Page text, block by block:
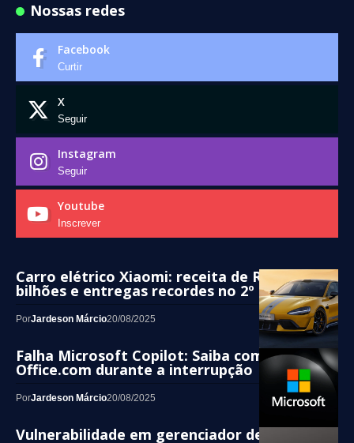
Nossas redes
Facebook
Curtir
X
Seguir
Instagram
Seguir
Youtube
Inscrever
Carro elétrico Xiaomi: receita de R$ 15,6
bilhões e entregas recordes no 2º trimestre
PorJardeson Márcio20/08/2025
Falha Microsoft Copilot: Saiba como acessar
Office.com durante a interrupção
PorJardeson Márcio20/08/2025
Vulnerabilidade em gerenciador de senhas: